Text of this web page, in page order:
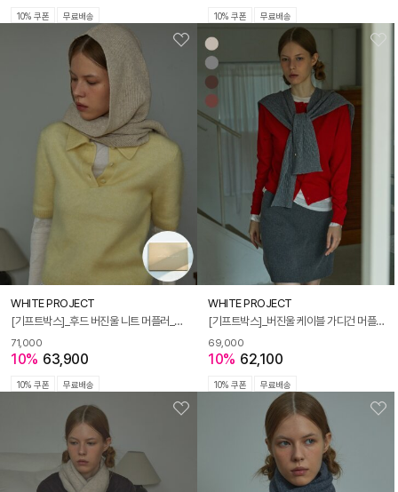
10% 쿠폰 무료배송 10% 쿠폰 무료배송
WHITE PROJECT
[기프트박스]_후드 버진울 니트 머플러_오트밀_남녀공용
71,000
10% 63,900
10% 쿠폰 무료배송
WHITE PROJECT
[기프트박스]_버진울 케이블 가디건 머플러_4컬러
69,000
10% 62,100
10% 쿠폰 무료배송